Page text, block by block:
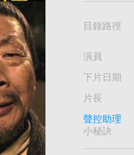
目錄路徑
演員
下片日期
片長
聲控助理
小秘訣